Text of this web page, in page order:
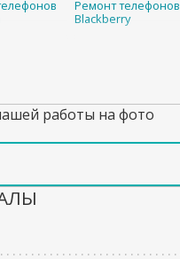
Ремонт телефонов
Blackberry
работы на фото